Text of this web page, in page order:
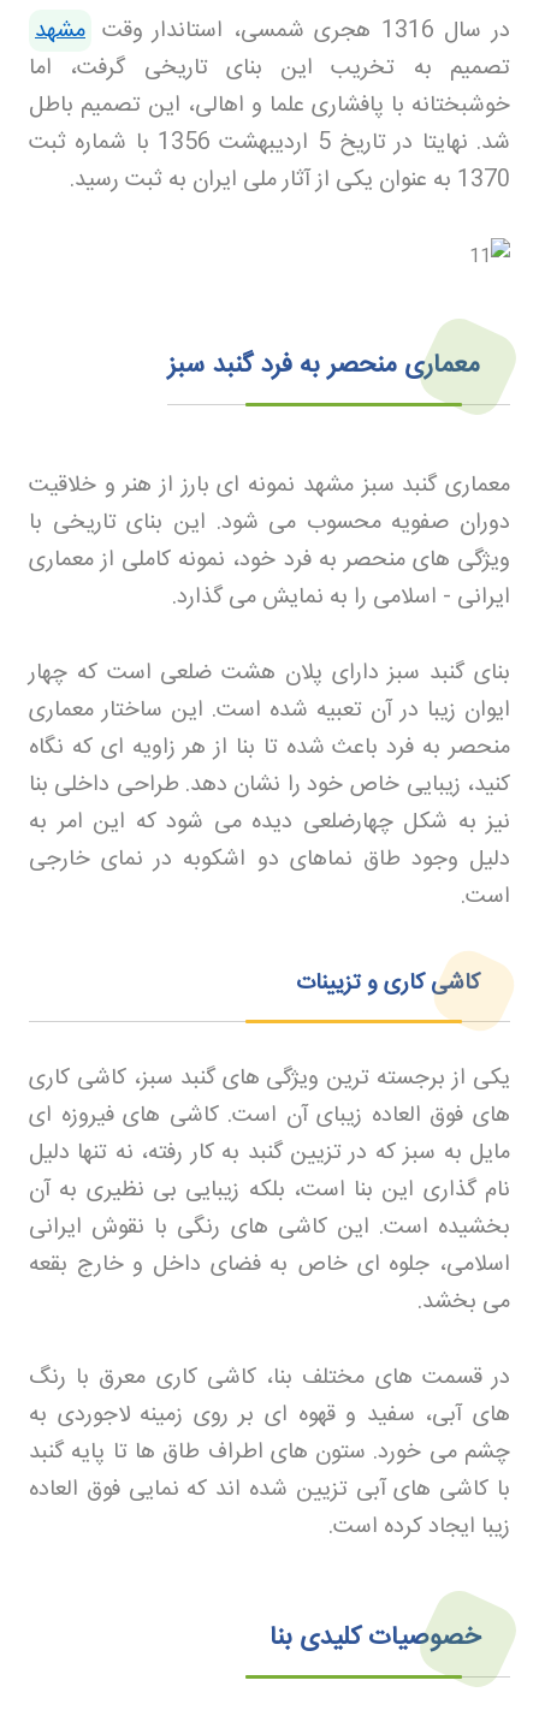
در سال 1316 هجری شمسی، استاندار وقت
مشهد
تصمیم به تخریب این بنای تاریخی گرفت، اما
خوشبختانه با پافشاری علما و اهالی، این تصمیم باطل
شد. نهایتا در تاریخ 5 اردیبهشت 1356 با شماره ثبت
1370 به عنوان یکی از آثار ملی ایران به ثبت رسید
.
معماری منحصر به فرد گنبد سبز
معماری گنبد سبز مشهد نمونه ای بارز از هنر و خلاقیت
دوران صفویه محسوب می شود. این بنای تاریخی با
ویژگی های منحصر به فرد خود، نمونه کاملی از معماری
ایرانی - اسلامی را به نمایش می گذارد.
بنای گنبد سبز دارای پلان هشت ضلعی است که چهار
ایوان زیبا در آن تعبیه شده است. این ساختار معماری
منحصر به فرد باعث شده تا بنا از هر زاویه ای که نگاه
کنید، زیبایی خاص خود را نشان دهد. طراحی داخلی بنا
نیز به شکل چهارضلعی دیده می شود که این امر به
دلیل وجود طاق نماهای دو اشکوبه در نمای خارجی
است.
کاشی کاری و تزیینات
یکی از برجسته ترین ویژگی های گنبد سبز، کاشی کاری
های فوق العاده زیبای آن است. کاشی های فیروزه ای
مایل به سبز که در تزیین گنبد به کار رفته، نه تنها دلیل
نام گذاری این بنا است، بلکه زیبایی بی نظیری به آن
بخشیده است. این کاشی های رنگی با نقوش ایرانی
اسلامی، جلوه ای خاص به فضای داخل و خارج بقعه
می بخشد.
در قسمت های مختلف بنا، کاشی کاری معرق با رنگ
های آبی، سفید و قهوه ای بر روی زمینه لاجوردی به
چشم می خورد. ستون های اطراف طاق ها تا پایه گنبد
با کاشی های آبی تزیین شده اند که نمایی فوق العاده
زیبا ایجاد کرده است.
خصوصیات کلیدی بنا